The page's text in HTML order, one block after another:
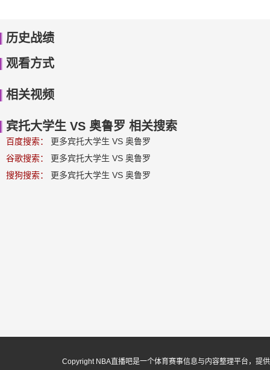
历史战绩
观看方式
相关视频
宾托大学生 VS 奥鲁罗 相关搜索
百度搜索：
更多宾托大学生 VS 奥鲁罗
谷歌搜索：
更多宾托大学生 VS 奥鲁罗
搜狗搜索：
更多宾托大学生 VS 奥鲁罗
Copyright NBA直播吧是一个体育赛事信息与内容整理平台，提